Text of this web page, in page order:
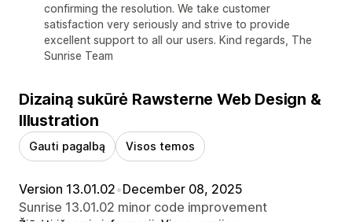
confirming the resolution. We take customer
satisfaction very seriously and strive to provide
excellent support to all our users. Kind regards, The
Sunrise Team
Dizainą sukūrė Rawsterne Web Design &
Illustration
Gauti pagalbą Visos temos
Version 13.01.02•December 08, 2025
Sunrise 13.01.02 minor code improvement